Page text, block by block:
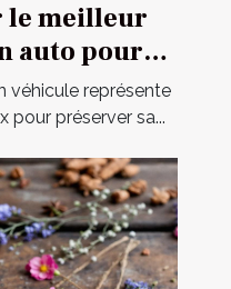
le meilleur
auto pour
véhicule représente
pour préserver sa...